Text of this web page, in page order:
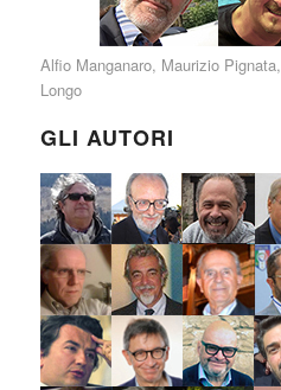
Alfio Manganaro, Maurizio Pignata,
Longo
GLI AUTORI